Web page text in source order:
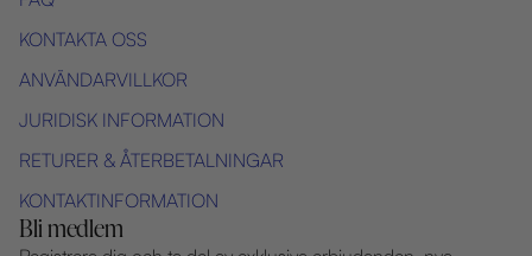
KONTAKTA OSS
ANVÄNDARVILLKOR
JURIDISK INFORMATION
RETURER & ÅTERBETALNINGAR
KONTAKTINFORMATION
Bli medlem